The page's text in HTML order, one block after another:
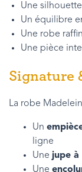
Une
Un équilibre
Une robe
Une pièce
Signature
La robe
Un
ligne
Une jupe à
Une